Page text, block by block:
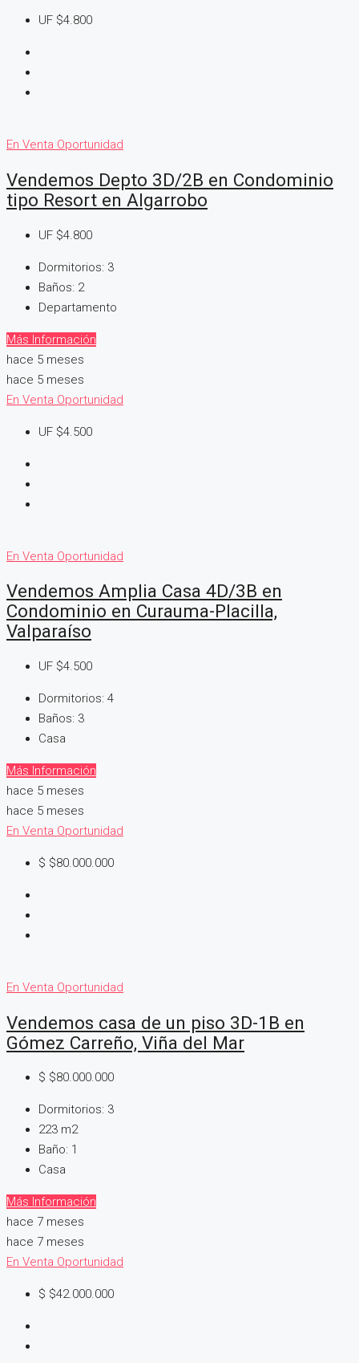
UF $4.800
En Venta Oportunidad
Vendemos Depto 3D/2B en Condominio
tipo Resort en Algarrobo
UF $4.800
Dormitorios: 3
Baños: 2
Departamento
Más Información
hace 5 meses
hace 5 meses
En Venta Oportunidad
UF $4.500
En Venta Oportunidad
Vendemos Amplia Casa 4D/3B en
Condominio en Curauma-Placilla,
Valparaíso
UF $4.500
Dormitorios: 4
Baños: 3
Casa
Más Información
hace 5 meses
hace 5 meses
En Venta Oportunidad
$ $80.000.000
En Venta Oportunidad
Vendemos casa de un piso 3D-1B en
Gómez Carreño, Viña del Mar
$ $80.000.000
Dormitorios: 3
223 m2
Baño: 1
Casa
Más Información
hace 7 meses
hace 7 meses
En Venta Oportunidad
$ $42.000.000